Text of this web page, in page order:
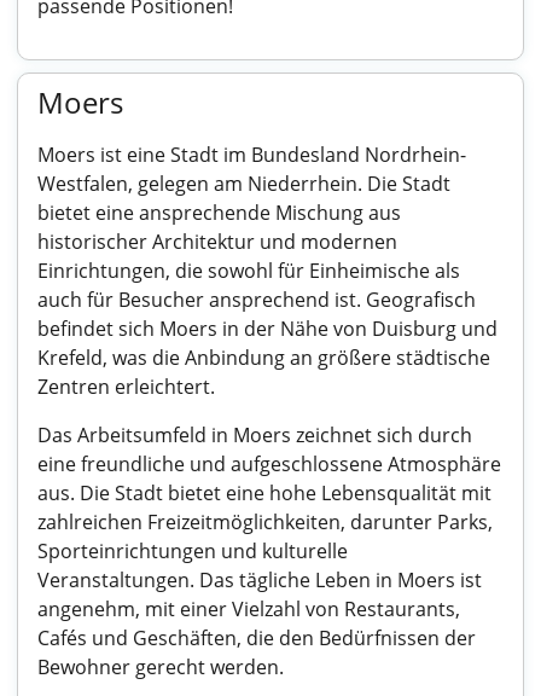
passende Positionen!
Moers
Moers ist eine Stadt im Bundesland Nordrhein-
Westfalen, gelegen am Niederrhein. Die Stadt
bietet eine ansprechende Mischung aus
historischer Architektur und modernen
Einrichtungen, die sowohl für Einheimische als
auch für Besucher ansprechend ist. Geografisch
befindet sich Moers in der Nähe von Duisburg und
Krefeld, was die Anbindung an größere städtische
Zentren erleichtert.
Das Arbeitsumfeld in Moers zeichnet sich durch
eine freundliche und aufgeschlossene Atmosphäre
aus. Die Stadt bietet eine hohe Lebensqualität mit
zahlreichen Freizeitmöglichkeiten, darunter Parks,
Sporteinrichtungen und kulturelle
Veranstaltungen. Das tägliche Leben in Moers ist
angenehm, mit einer Vielzahl von Restaurants,
Cafés und Geschäften, die den Bedürfnissen der
Bewohner gerecht werden.